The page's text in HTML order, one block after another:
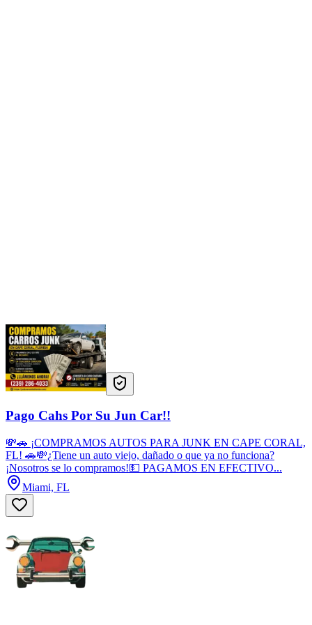
Pago Cahs Por Su Jun Car!!
💸🚗 ¡COMPRAMOS AUTOS PARA JUNK EN CAPE CORAL,
FL! 🚗💸¿Tiene un auto viejo, dañado o que ya no funciona?
¡Nosotros se lo compramos!💵 PAGAMOS EN EFECTIVO...
Miami, FL